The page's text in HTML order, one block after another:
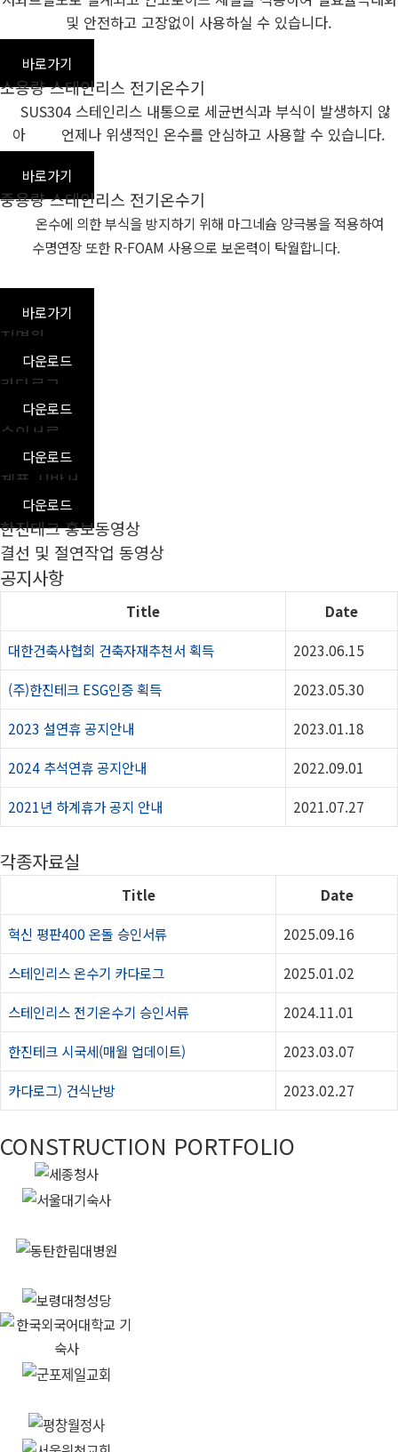
및 안전하고 고장없이 사용하실 수 있습니다.
바로가기
소용량 스테인리스 전기온수기
SUS304 스테인리스 내통으로 세균번식과 부식이 발생하지 않
아 언제나 위생적인 온수를 안심하고 사용할 수 있습니다.
바로가기
중용량 스테인리스 전기온수기
온수에 의한 부식을 방지하기 위해 마그네슘 양극봉을 적용하여
수명연장 또한 R-FOAM 사용으로 보온력이 탁월합니다.
바로가기
지명원
다운로드
카다로그
다운로드
승인서류
다운로드
제품 시방서
다운로드
한진테크 홍보동영상
결선 및 절연작업 동영상
공지사항
Title
Date
대한건축사협회 건축자재추천서 획득
2023.06.15
(주)한진테크 ESG인증 획득
2023.05.30
2023 설연휴 공지안내
2023.01.18
2024 추석연휴 공지안내
2022.09.01
2021년 하계휴가 공지 안내
2021.07.27
각종자료실
Title
Date
혁신 평판400 온돌 승인서류
2025.09.16
스테인리스 온수기 카다로그
2025.01.02
스테인리스 전기온수기 승인서류
2024.11.01
한진테크 시국세(매월 업데이트)
2023.03.07
카다로그) 건식난방
2023.02.27
CONSTRUCTION PORTFOLIO